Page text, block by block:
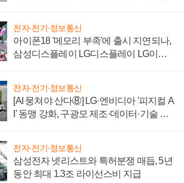
전자·전기·정보통신
아이폰18 '메모리 부족'에 출시 지연되나,
삼성디스플레이 LG디스플레이 LG이노
전자·전기·정보통신
[AI 뭉쳐야 산다⑧] LG·엔비디아 '피지컬 A
I' 동맹 강화, 구광모 제조·데이터·기술 결
전자·전기·정보통신
삼성전자 넷리스트와 특허분쟁 매듭, 5년
동안 최대 1.3조 라이선스비 지급